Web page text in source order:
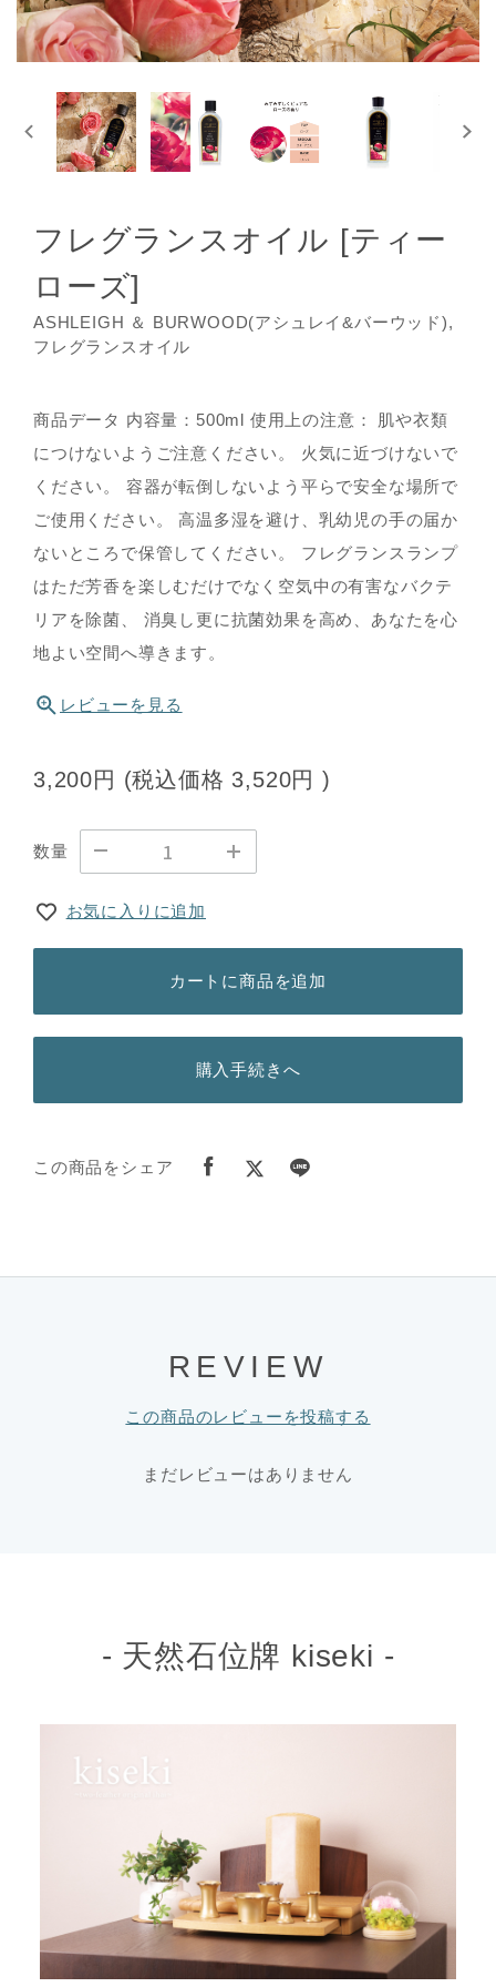
フレグランスオイル [ティー
ローズ]
ASHLEIGH ＆ BURWOOD(アシュレイ&バーウッド),
フレグランスオイル
商品データ 内容量：500ml 使用上の注意： 肌や衣類
につけないようご注意ください。 火気に近づけないで
ください。 容器が転倒しないよう平らで安全な場所で
ご使用ください。 高温多湿を避け、乳幼児の手の届か
ないところで保管してください。 フレグランスランプ
はただ芳香を楽しむだけでなく空気中の有害なバクテ
リアを除菌、 消臭し更に抗菌効果を高め、あなたを心
地よい空間へ導きます。
レビューを見る
3,200円 (税込価格 3,520円 )
数量
お気に入りに追加
カートに商品を追加
購入手続きへ
この商品をシェア
REVIEW
この商品のレビューを投稿する
まだレビューはありません
- 天然石位牌 kiseki -